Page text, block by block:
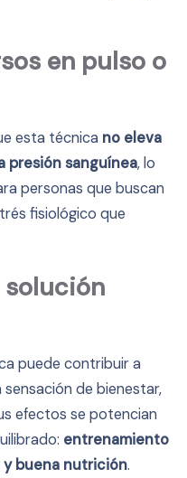
en pulso o
esta técnica no eleva
presión sanguínea, lo
personas que buscan
fisiológico que
solución
puede contribuir a
de bienestar,
efectos se potencian
entrenamiento
y buena nutrición.